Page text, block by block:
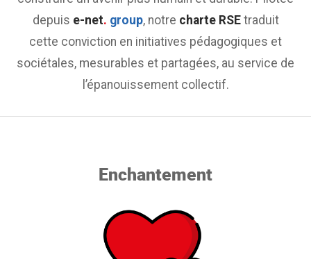
depuis e-net. group, notre charte RSEtraduit
cette conviction en initiatives pédagogiques et
sociétales, mesurables et partagées, au service de
l’épanouissement collectif.
Enchantement